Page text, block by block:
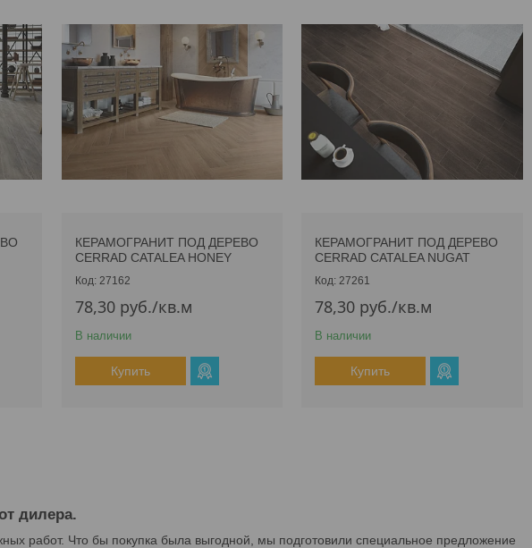
КЕРАМОГРАНИТ ПОД ДЕРЕВО
CERRAD CATALEA HONEY
27162
78,30 руб./кв.м
В наличии
Купить
КЕРАМОГРАНИТ ПОД ДЕРЕВО
CERRAD CATALEA NUGAT
27261
78,30 руб./кв.м
В наличии
Купить
дилера.
работ. Что бы покупка была выгодной, мы подготовили специальное предложение